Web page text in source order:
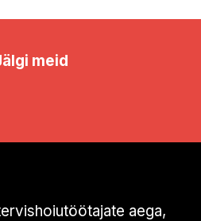
meid
aega,